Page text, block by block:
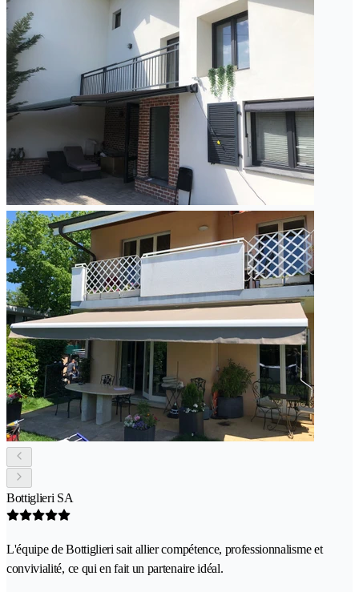
Bottiglieri SA
L'équipe de Bottiglieri sait allier compétence, professionnalisme et
convivialité, ce qui en fait un partenaire idéal.